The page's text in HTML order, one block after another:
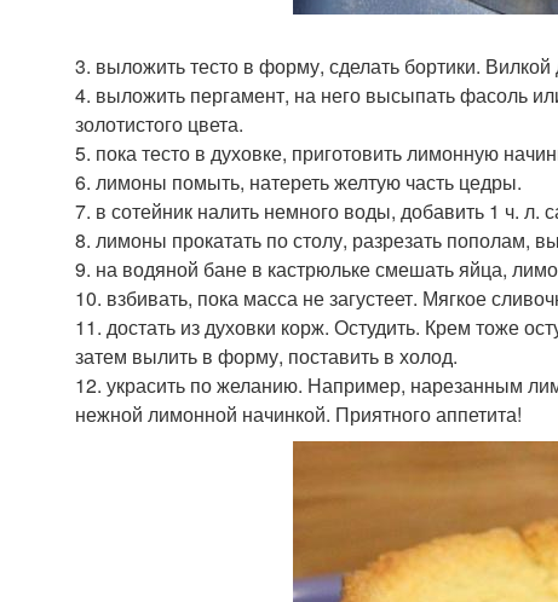
3. выложить тесто в форму, сделать бортики. Вилкой
4. выложить пергамент, на него высыпать фасоль
золотистого цвета.
5. пока тесто в духовке, приготовить лимонную
6. лимоны помыть, натереть желтую часть цедры.
7. в сотейник налить немного воды, добавить 1 ч. л.
8. лимоны прокатать по столу, разрезать пополам,
9. на водяной бане в кастрюльке смешать яйца,
10. взбивать, пока масса не загустеет. Мягкое
11. достать из духовки корж. Остудить. Крем тоже
затем вылить в форму, поставить в холод.
12. украсить по желанию. Например, нарезанным
нежной лимонной начинкой. Приятного аппетита!